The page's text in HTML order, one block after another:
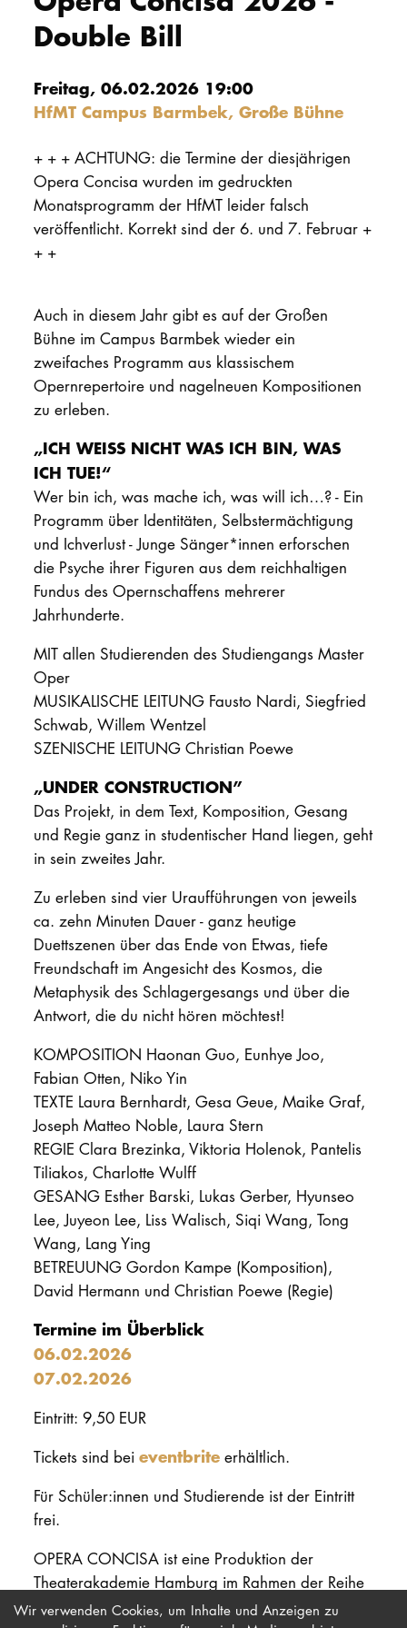
Double Bill
Freitag, 06.02.2026 19:00
HfMT Campus Barmbek, Große Bühne
+ + + ACHTUNG: die Termine der diesjährigen
Opera Concisa wurden im gedruckten
Monatsprogramm der HfMT leider falsch
veröffentlicht. Korrekt sind der 6. und 7. Februar +
+ +
Auch in diesem Jahr gibt es auf der Großen
Bühne im Campus Barmbek wieder ein
zweifaches Programm aus klassischem
Opernrepertoire und nagelneuen Kompositionen
zu erleben.
„ICH WEISS NICHT WAS ICH BIN, WAS
ICH TUE!“
Wer bin ich, was mache ich, was will ich…? - Ein
Programm über Identitäten, Selbstermächtigung
und Ichverlust - Junge Sänger*innen erforschen
die Psyche ihrer Figuren aus dem reichhaltigen
Fundus des Opernschaffens mehrerer
Jahrhunderte.
MIT allen Studierenden des Studiengangs Master
Oper
MUSIKALISCHE LEITUNG Fausto Nardi, Siegfried
Schwab, Willem Wentzel
SZENISCHE LEITUNG Christian Poewe
„UNDER CONSTRUCTION”
Das Projekt, in dem Text, Komposition, Gesang
und Regie ganz in studentischer Hand liegen, geht
in sein zweites Jahr.
Zu erleben sind vier Uraufführungen von jeweils
ca. zehn Minuten Dauer - ganz heutige
Duettszenen über das Ende von Etwas, tiefe
Freundschaft im Angesicht des Kosmos, die
Metaphysik des Schlagergesangs und über die
Antwort, die du nicht hören möchtest!
KOMPOSITION Haonan Guo, Eunhye Joo,
Fabian Otten, Niko Yin
TEXTE Laura Bernhardt, Gesa Geue, Maike Graf,
Joseph Matteo Noble, Laura Stern
REGIE Clara Brezinka, Viktoria Holenok, Pantelis
Tiliakos, Charlotte Wulff
GESANG Esther Barski, Lukas Gerber, Hyunseo
Lee, Juyeon Lee, Liss Walisch, Siqi Wang, Tong
Wang, Lang Ying
BETREUUNG Gordon Kampe (Komposition),
David Hermann und Christian Poewe (Regie)
Termine im Überblick
06.02.2026
07.02.2026
Eintritt: 9,50 EUR
Tickets sind bei eventbriteerhältlich.
Für Schüler:innen und Studierende ist der Eintritt
frei.
OPERA CONCISA ist eine Produktion der
Theaterakademie Hamburg im Rahmen der Reihe
junges forum Musik + Theater
Wir verwenden Cookies, um Inhalte und Anzeigen zu